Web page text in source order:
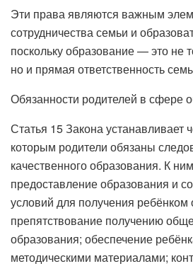
Эти права являются важным
сотрудничества семьи и
поскольку образование — это не
но и прямая ответственность
Обязанности родителей в сфере
Статья 15 Закона устанавливает
которым родители обязаны
качественного образования. К
предоставление образования и
условий для получения ребёнком
препятствование получению
образования; обеспечение
методическими материалами;